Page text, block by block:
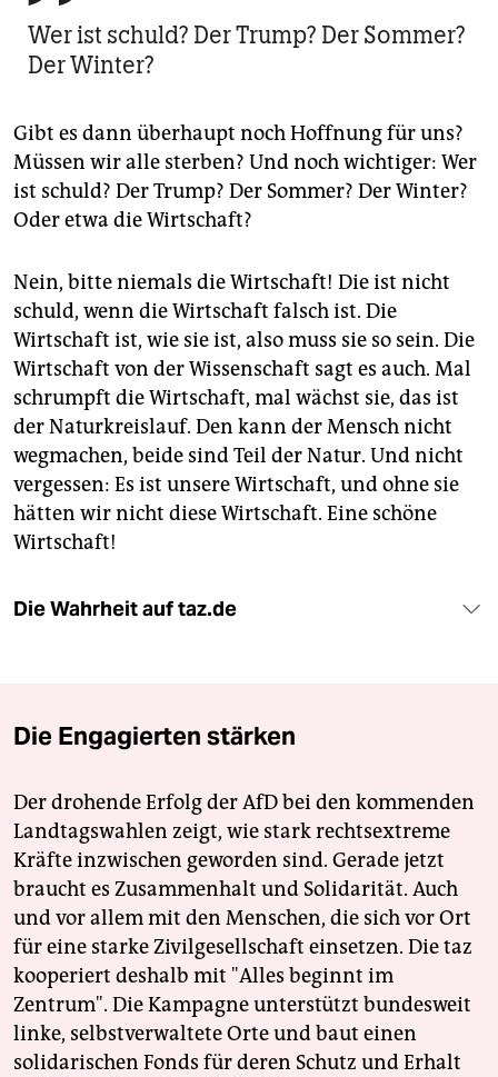
Wer ist schuld? Der Trump? Der Sommer?
Der Winter?
Gibt es dann überhaupt noch Hoffnung für uns?
Müssen wir alle sterben? Und noch wichtiger: Wer
ist schuld? Der Trump? Der Sommer? Der Winter?
Oder etwa die Wirtschaft?
Nein, bitte niemals die Wirtschaft! Die ist nicht
schuld, wenn die Wirtschaft falsch ist. Die
Wirtschaft ist, wie sie ist, also muss sie so sein. Die
Wirtschaft von der Wissenschaft sagt es auch. Mal
schrumpft die Wirtschaft, mal wächst sie, das ist
der Naturkreislauf. Den kann der Mensch nicht
wegmachen, beide sind Teil der Natur. Und nicht
vergessen: Es ist unsere Wirtschaft, und ohne sie
hätten wir nicht diese Wirtschaft. Eine schöne
Wirtschaft!
Die Wahrheit auf taz.de
Die Engagierten stärken
Der drohende Erfolg der AfD bei den kommenden
Landtagswahlen zeigt, wie stark rechtsextreme
Kräfte inzwischen geworden sind. Gerade jetzt
braucht es Zusammenhalt und Solidarität. Auch
und vor allem mit den Menschen, die sich vor Ort
für eine starke Zivilgesellschaft einsetzen. Die taz
kooperiert deshalb mit "Alles beginnt im
Zentrum". Die Kampagne unterstützt bundesweit
linke, selbstverwaltete Orte und baut einen
solidarischen Fonds für deren Schutz und Erhalt